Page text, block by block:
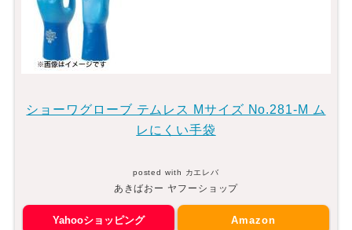
ショーワグローブ テムレス Mサイズ No.281-M ム
レにくい手袋
posted with カエレバ
あきばおー ヤフーショップ
Yahooショッピング Amazon